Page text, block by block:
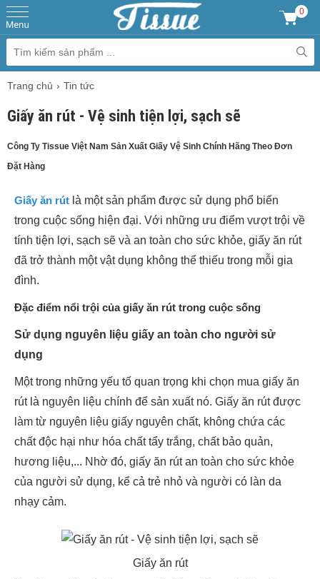
0
Trang chủ Tin tức
Giấy ăn rút - Vệ sinh tiện lợi, sạch sẽ
Công Ty Tissue Việt Nam Sản Xuất Giấy Vệ Sinh Chính Hãng Theo Đơn
Đặt Hàng
Giấy ăn rút là một sản phẩm được sử dụng phổ biến
trong cuộc sống hiện đại. Với những ưu điểm vượt trội về
tính tiện lợi, sạch sẽ và an toàn cho sức khỏe, giấy ăn rút
đã trở thành một vật dụng không thể thiếu trong mỗi gia
đình.
Đặc điểm nổi trội của giấy ăn rút trong cuộc sống
Sử dụng nguyên liệu giấy an toàn cho người sử
dụng
Một trong những yếu tố quan trọng khi chọn mua giấy ăn
rút là nguyên liệu chính để sản xuất nó. Giấy ăn rút được
làm từ nguyên liệu giấy nguyên chất, không chứa các
chất độc hại như hóa chất tẩy trắng, chất bảo quản,
hương liệu,... Nhờ đó, giấy ăn rút an toàn cho sức khỏe
của người sử dụng, kể cả trẻ nhỏ và người có làn da
nhạy cảm.
Giấy ăn rút